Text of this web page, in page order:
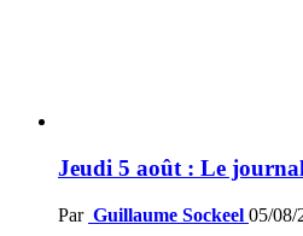
Jeudi 5 août : Le
Par Guillaume Sockeel 05/08/